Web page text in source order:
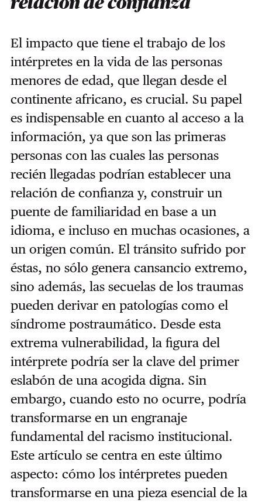
El impacto que tiene el trabajo de los
intérpretes en la vida de las personas
menores de edad, que llegan desde el
continente africano, es crucial. Su papel
es indispensable en cuanto al acceso a la
información, ya que son las primeras
personas con las cuales las personas
recién llegadas podrían establecer una
relación de confianza y, construir un
puente de familiaridad en base a un
idioma, e incluso en muchas ocasiones, a
un origen común. El tránsito sufrido por
éstas, no sólo genera cansancio extremo,
sino además, las secuelas de los traumas
pueden derivar en patologías como el
síndrome postraumático. Desde esta
extrema vulnerabilidad, la figura del
intérprete podría ser la clave del primer
eslabón de una acogida digna. Sin
embargo, cuando esto no ocurre, podría
transformarse en un engranaje
fundamental del racismo institucional.
Este artículo se centra en este último
aspecto: cómo los intérpretes pueden
transformarse en una pieza esencial de la